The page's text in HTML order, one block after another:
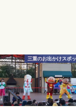
三重のお出かけスポ